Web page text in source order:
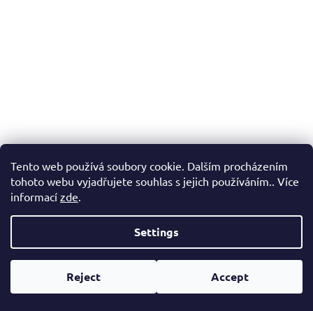
Tento web používá soubory cookie. Dalším procházením
tohoto webu vyjadřujete souhlas s jejich používáním.. Více
informací zde.
Settings
Reject Accept
Kovové svorky pro uchycení lanového kabelu o